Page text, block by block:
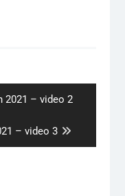
2021 – video 2
– video 3